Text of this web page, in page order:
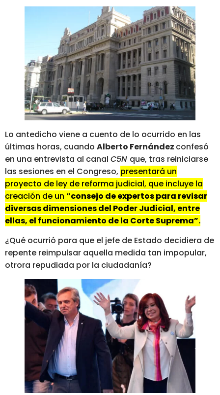
Lo antedicho viene a cuento de lo ocurrido en las
últimas horas, cuando Alberto Fernández confesó
en una entrevista al canal C5N que, tras reiniciarse
las sesiones en el Congreso, presentará un
proyecto de ley de reforma judicial, que incluye la
creación de un “consejo de expertos para revisar
diversas dimensiones del Poder Judicial, entre
ellas, el funcionamiento de la Corte Suprema”.
¿Qué ocurrió para que el jefe de Estado decidiera de
repente reimpulsar aquella medida tan impopular,
otrora repudiada por la ciudadanía?